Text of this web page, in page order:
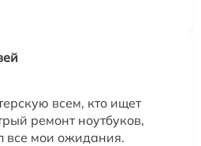
всем, кто ищет
ремонт ноутбуков,
все мои ожидания.